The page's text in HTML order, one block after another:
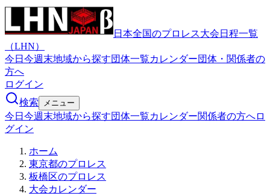
日本全国のプロレス大会日程一覧
（LHN）
今日 今週末地域から探す団体一覧カレンダー団体・関係者の
方へ
ログイン
検索
メニュー
今日 今週末地域から探す団体一覧カレンダー関係者の方へロ
グイン
ホーム
東京都のプロレス
板橋区のプロレス
大会カレンダー